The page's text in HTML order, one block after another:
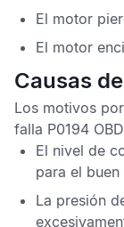
El motor
El motor
Causas
Los motivos
falla P0194
El nivel de
para el
La presión